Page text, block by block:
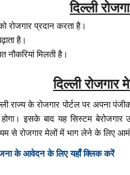
दिल्ली
रोजगार प्रदान करता है।
है।
नौकरियां मिलती है।
दिल्ली रोजगार
राज्य के रोजगार पोर्टल पर अपना
इसके बाद यह सिस्टम बेरोजगार
से रोजगार मेलों में भाग लेने के लिए
के आवेदन के लिए यहाँ क्लिक करें